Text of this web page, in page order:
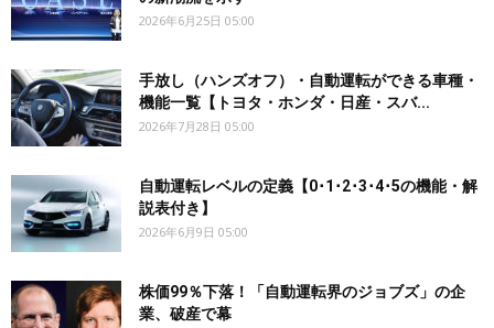
2026年6月25日 05:00
手放し（ハンズオフ）・自動運転ができる車種・
機能一覧【トヨタ・ホンダ・日産・スバ...
2026年7月28日 05:00
自動運転レベルの定義【0･1･2･3･4･5の機能・解
説表付き】
2026年6月9日 05:00
株価99％下落！「自動運転界のジョブズ」の企
業、破産で幕